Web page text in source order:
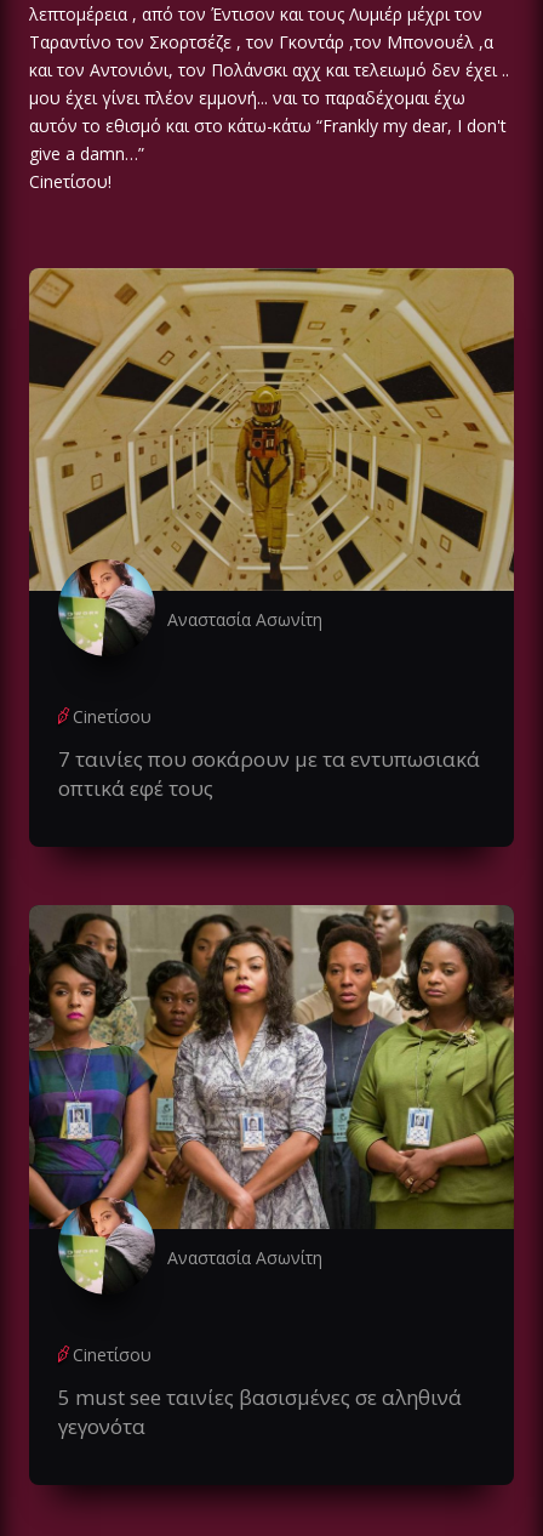
λεπτομέρεια , από τον Έντισον και τους Λυμιέρ μέχρι τον
Ταραντίνο τον Σκορτσέζε , τον Γκοντάρ ,τον Μπονουέλ ,α
και τον Αντονιόνι, τον Πολάνσκι αχχ και τελειωμό δεν έχει ..
μου έχει γίνει πλέον εμμονή... ναι το παραδέχομαι έχω
αυτόν το εθισμό και στο κάτω-κάτω “Frankly my dear, I don't
give a damn…”
Cineτίσου!
Αναστασία Ασωνίτη
Cineτίσου
7 ταινίες που σοκάρουν με τα εντυπωσιακά
οπτικά εφέ τους
Αναστασία Ασωνίτη
Cineτίσου
5 must see ταινίες βασισμένες σε αληθινά
γεγονότα